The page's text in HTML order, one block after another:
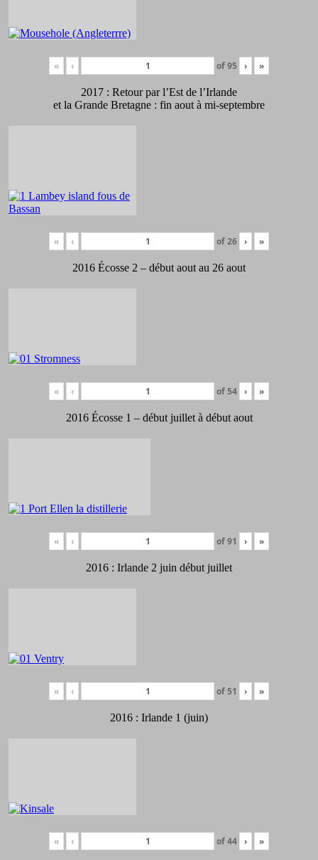
« ‹ of95 › »
2017 : Retour par l’Est de l’Irlande
et la Grande Bretagne : fin aout à mi-septembre
« ‹ of26 › »
2016 Écosse 2 – début aout au 26 aout
« ‹ of54 › »
2016 Écosse 1 – début juillet à début aout
« ‹ of91 › »
2016 : Irlande 2 juin début juillet
« ‹ of51 › »
2016 : Irlande 1 (juin)
« ‹ of44 › »